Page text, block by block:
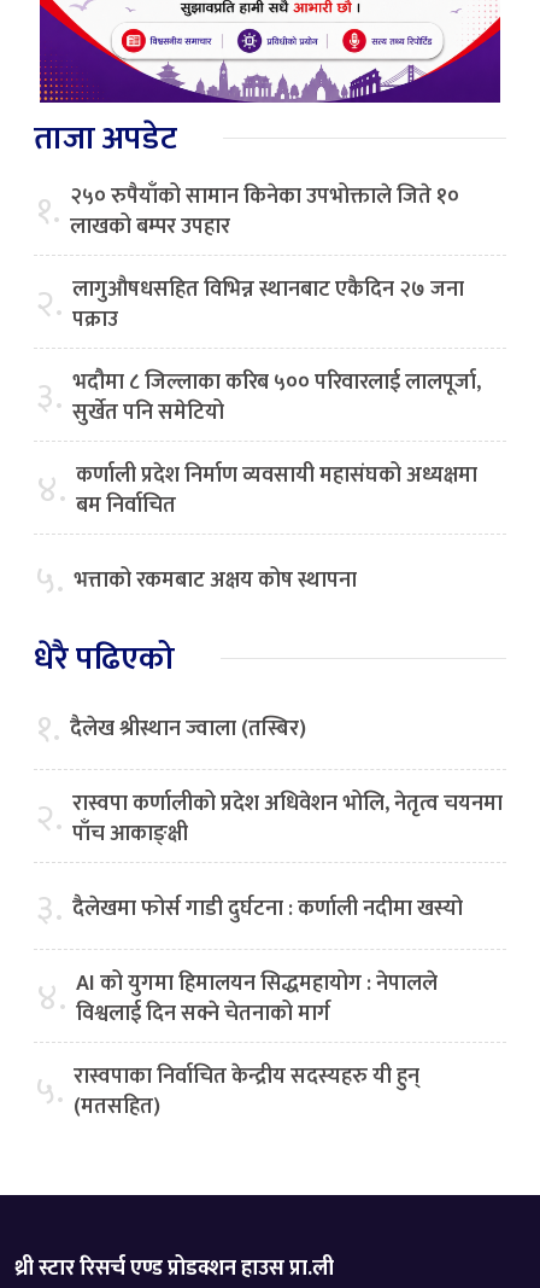
ताजा अपडेट
१. २५० रुपैयाँको सामान किनेका उपभोक्ताले जिते १०
लाखको बम्पर उपहार
२. लागुऔषधसहित विभिन्न स्थानबाट एकैदिन २७ जना
पक्राउ
३. भदौमा ८ जिल्लाका करिब ५०० परिवारलाई लालपूर्जा,
सुर्खेत पनि समेटियो
४. कर्णाली प्रदेश निर्माण व्यवसायी महासंघको अध्यक्षमा
बम निर्वाचित
५. भत्ताको रकमबाट अक्षय कोष स्थापना
धेरै पढिएको
१. दैलेख श्रीस्थान ज्वाला (तस्बिर)
२. रास्वपा कर्णालीको प्रदेश अधिवेशन भोलि, नेतृत्व चयनमा
पाँच आकाङ्क्षी
३. दैलेखमा फोर्स गाडी दुर्घटना : कर्णाली नदीमा खस्यो
४. AI को युगमा हिमालयन सिद्धमहायोग : नेपालले
विश्वलाई दिन सक्ने चेतनाको मार्ग
५. रास्वपाका निर्वाचित केन्द्रीय सदस्यहरु यी हुन्
(मतसहित)
थ्री स्टार रिसर्च एण्ड प्रोडक्शन हाउस प्रा.ली